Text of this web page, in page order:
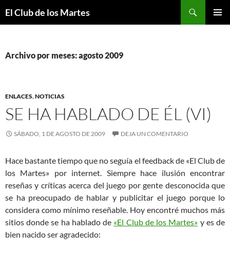
El Club de los Martes
Archivo por meses: agosto 2009
ENLACES,NOTICIAS
SE HA HABLADO DE ÉL (VI)
SÁBADO, 1 DE AGOSTO DE 2009 DEJA UN COMENTARIO
Hace bastante tiempo que no seguía el feedback de «El Club de
los Martes» por internet. Siempre hace ilusión encontrar
reseñas y críticas acerca del juego por gente desconocida que
se ha preocupado de hablar y publicitar el juego porque lo
considera como mínimo reseñable. Hoy encontré muchos más
sitios donde se ha hablado de «El Club de los Martes» y es de
bien nacido ser agradecido: